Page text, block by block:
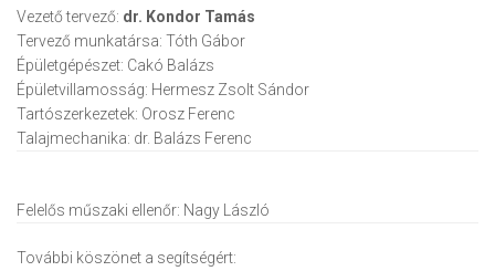
Vezető tervező: dr. Kondor Tamás
Tervező munkatársa: Tóth Gábor
Épületgépészet: Cakó Balázs
Épületvillamosság: Hermesz Zsolt Sándor
Tartószerkezetek: Orosz Ferenc
Talajmechanika: dr. Balázs Ferenc
Felelős műszaki ellenőr: Nagy László
További köszönet a segítségért: